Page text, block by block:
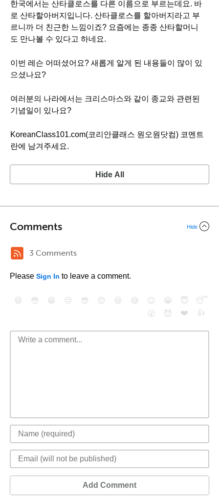
한국에서는 산타클로스를 다른 이름으로 부르는데요. 바
로 산타할아버지입니다. 산타클로스를 할아버지라고 부
르니까 더 친근한 느낌이죠? 요즘에는 종종 산타할머니
도 만나볼 수 있다고 하네요.
이번 레슨 어떠셨어요? 새롭게 알게 된 내용들이 많이 있
으셨나요?
여러분의 나라에서는 크리스마스와 같이 종교와 관련된
기념일이 있나요?
KoreanClass101.com(코리안클래스 원오원닷컴) 코멘트
란에 남겨주세요.
Hide All
Comments Hide
3 Comments
Please Sign In to leave a comment.
😄 😳 😁 😒 😎 😠 😆 😅 😉 😭 😇
😴
😮
😈 ❤️ 👍
Add Comment